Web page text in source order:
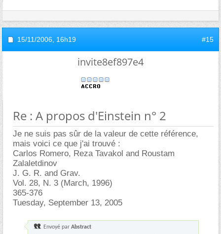
15/11/2006, 16h19 #15
invite8ef897e4
Re : A propos d'Einstein n° 2
Je ne suis pas sûr de la valeur de cette référence,
mais voici ce que j'ai trouvé :
Carlos Romero, Reza Tavakol and Roustam
Zalaletdinov
J. G. R. and Grav.
Vol. 28, N. 3 (March, 1996)
365-376
Tuesday, September 13, 2005
Envoyé par Abstract